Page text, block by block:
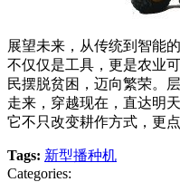
展望未来，从传统到智能
不仅仅是工具，更是农业
民摆脱贫困，迈向繁荣。
走来，穿越现在，直达明
它不只改变耕作方式，更
Tags: 新型播种机
Categories: